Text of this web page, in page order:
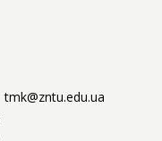
tmk@zntu.edu.ua